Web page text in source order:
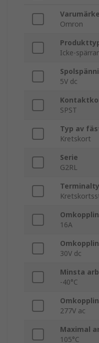
Varumärke
Omron
Icke-
5V dc
SPST
Typ av
Kretskort
Serie
G2RL
16A
30V dc
Minsta
-40°C
277V ac
Maximal
105°C